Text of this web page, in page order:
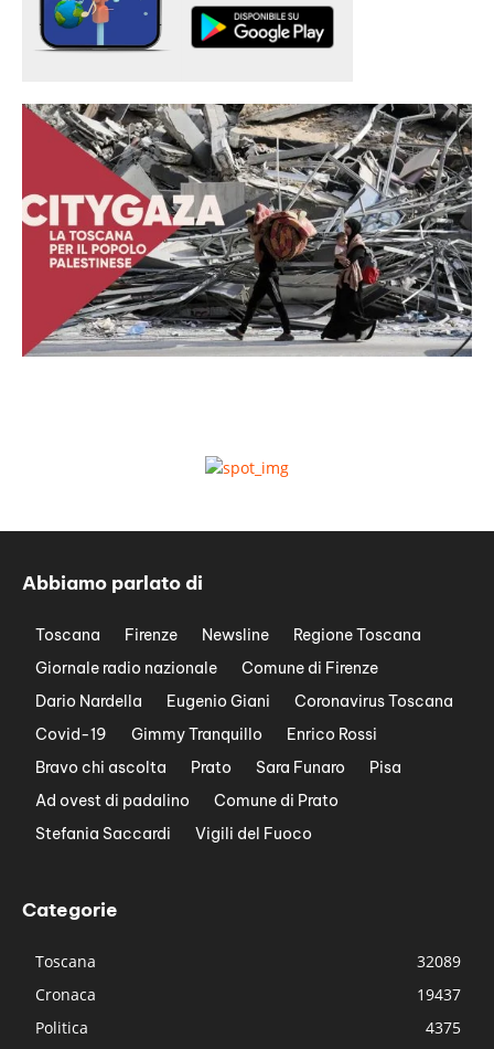
Abbiamo parlato di
Toscana Firenze Newsline
Regione Toscana
Giornale radio nazionale
Comune di Firenze
Dario Nardella
Eugenio Giani
Coronavirus Toscana
Covid-19
Gimmy Tranquillo
Enrico Rossi
Bravo chi ascolta
Prato Sara Funaro
Pisa
Ad ovest di padalino
Comune di Prato
Stefania Saccardi
Vigili del Fuoco
Categorie
Toscana
32089
Cronaca
19437
Politica
4375